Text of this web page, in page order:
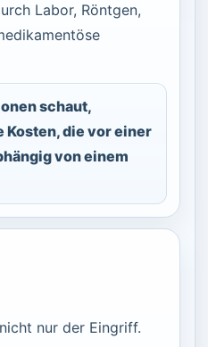
Labor, Röntgen,
schaut,
Kosten, die vor einer
von einem
nur der Eingriff.